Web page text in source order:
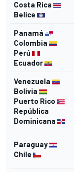
Costa Rica
Belice
Panamá
Colombia
Perú
Ecuador
Venezuela
Bolivia
Puerto Rico
República
Dominicana
Paraguay
Chile